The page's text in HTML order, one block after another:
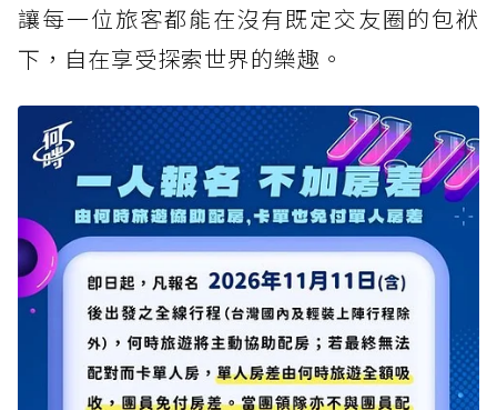
讓每一位旅客都能在沒有既定交友圈的包袱
下，自在享受探索世界的樂趣。